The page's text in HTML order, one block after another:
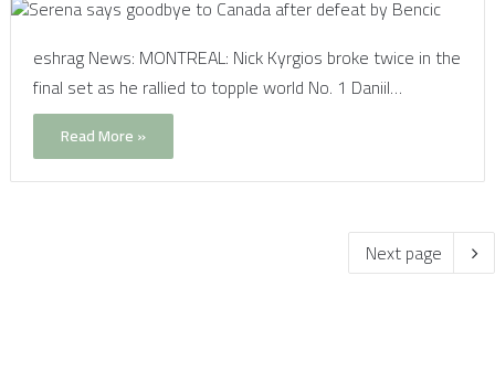
eshrag News: MONTREAL: Nick Kyrgios broke twice in the
final set as he rallied to topple world No. 1 Daniil…
Read More »
Next page